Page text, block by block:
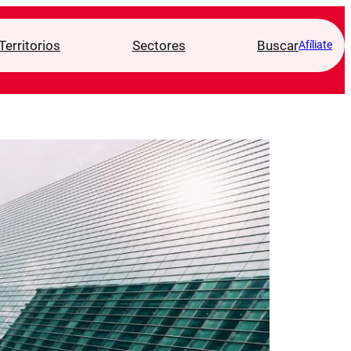
Sectores BuscarAfíliate